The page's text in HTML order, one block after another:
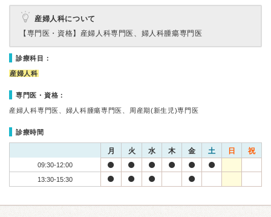
産婦人科について
【専門医・資格】 産婦人科専門医、婦人科腫瘍専門医
診療科目：
産婦人科
専門医・資格：
産婦人科専門医、婦人科腫瘍専門医、周産期(新生児)専門医
診療時間
月 火 水 木 金 土 日 祝
09:30-12:00
13:30-15:30